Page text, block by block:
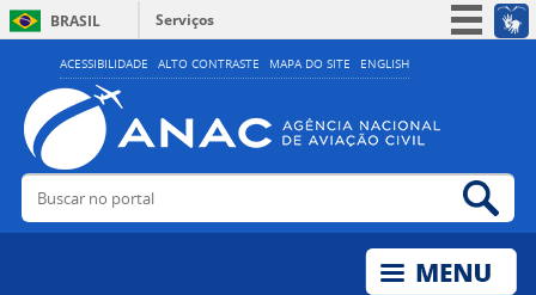
ACESSIBILIDADE ALTO CONTRASTE MAPA DO SITE ENGLISH
BRASIL
Serviços
Simplifique!
Acesso à informação
Legislação
Buscar no portal